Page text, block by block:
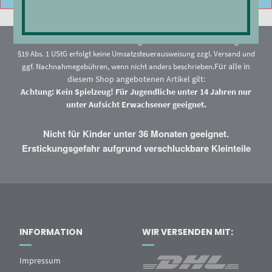
§19 Abs. 1 UStG erfolgt keine Umsatzsteuerausweisung zzgl.Versand und
ggf. Nachnahmegebühren, wenn nicht anders beschrieben.Für alle in
diesem Shop angebotenen Artikel gilt:
Achtung: Kein Spielzeug! Für Jugendliche unter 14 Jahren nur
unter Aufsicht Erwachsener geeignet.
Nicht für Kinder unter 36 Monaten geeignet.
Erstickungsgefahr aufgrund verschluckbare Kleinteile
INFORMATION
Impressum
WIR VERSENDEN MIT: